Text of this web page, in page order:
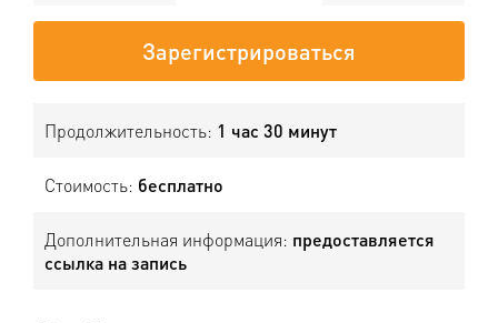
Зарегистрироваться
Продолжительность: 1 час 30 минут
Стоимость: бесплатно
Дополнительная информация: предоставляется
ссылка на запись